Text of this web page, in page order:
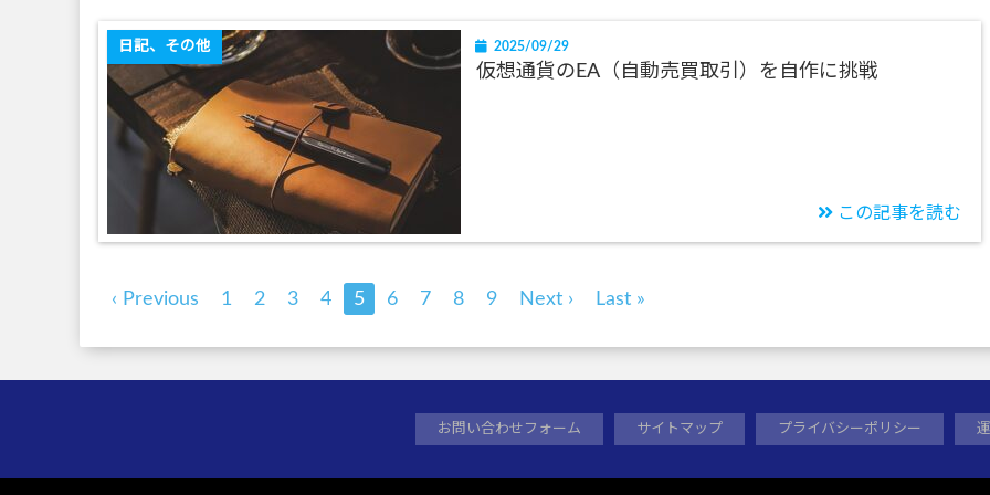
日記、その他 2025/09/29
仮想通貨のEA（自動売買取引）を自作に挑戦
この記事を読む
‹ Previous 1 2 3 4 5 6 7 8 9 Next › Last »
お問い合わせフォーム サイトマップ プライバシーポリシー